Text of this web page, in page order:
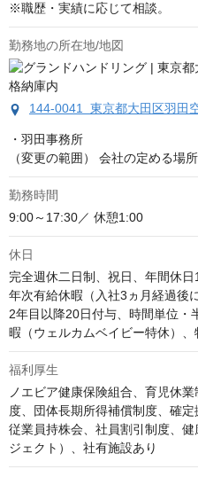
※職歴・実績に応じて相談。
勤務地の所在地/地図
144-0041 東京都大田区羽田
・羽田事務所
（変更の範囲） 会社の定める場所
勤務時間
9:00～17:30／ 休憩1:00
休日
完全週休二日制、祝日、年間休
年次有給休暇（入社3ヵ月経過後
2年目以降20日付与、時間単位・
暇（ウェルカムベイビー特休）
福利厚生
ノエビア健康保険組合、育児休
度、団体長期所得補償制度、確定
従業員持株会、社員割引制度、
ジェクト）、社有施設あり